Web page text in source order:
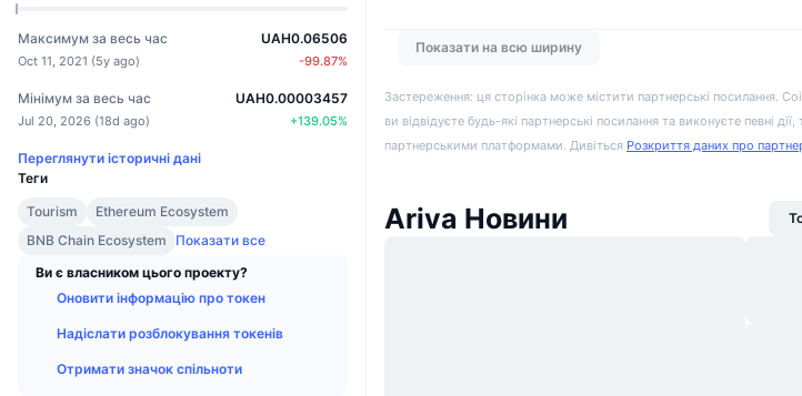
Максимум за весь час
Oct 11, 2021 (5y ago)
UAH0.06506
-99.87%
Мінімум за весь час
Jul 20, 2026 (18d ago)
UAH0.00003457
+139.05%
Переглянути історичні дані
Теги
Tourism
Ethereum Ecosystem
BNB Chain Ecosystem
Показати все
Ви є власником цього проекту?
Оновити інформацію про токен
Надіслати розблокування токенів
Отримати значок спільноти
Показати на всю ширину
Застереження: ця сторінка може містити партнерські посилання.
ви відвідуєте будь-які партнерські посилання та виконуєте певні
партнерськими платформами. Дивіться Розкриття даних про
Ariva Новини